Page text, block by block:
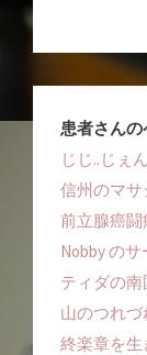
患者さんの
じじ..じぇ
信州のマ
前立腺癌
Nobby の
ティダの南
山のつれづ
終楽章を生